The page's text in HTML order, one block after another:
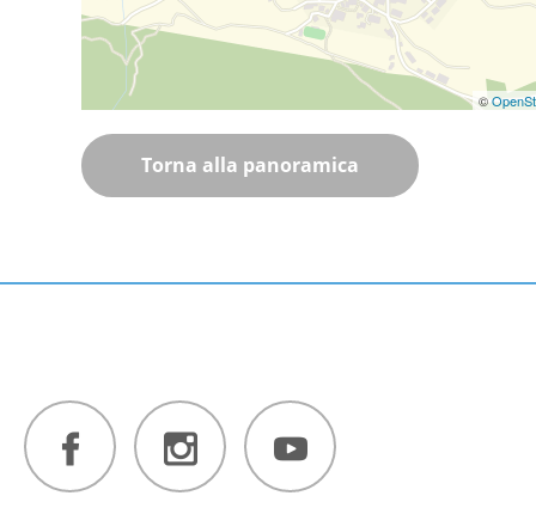
©
Torna alla panoramica